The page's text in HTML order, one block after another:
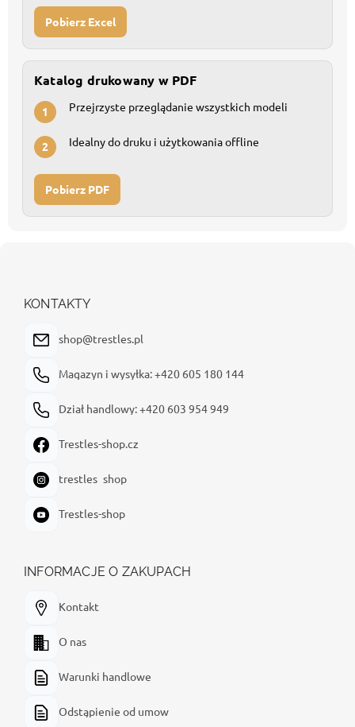
Pobierz Excel
Katalog drukowany w PDF
1 Przejrzyste przeglądanie wszystkich modeli
2 Idealny do druku i użytkowania offline
Pobierz PDF
KONTAKTY
shop@trestles.pl
Magazyn i wysyłka: +420 605 180 144
Dział handlowy: +420 603 954 949
Trestles-shop.cz
trestles_shop
Trestles-shop
INFORMACJE O ZAKUPACH
Kontakt
O nas
Warunki handlowe
Odstąpienie od umow